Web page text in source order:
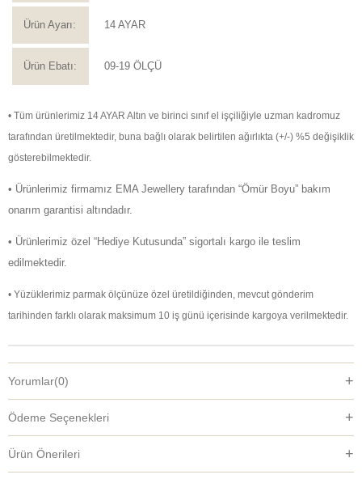
Ürün Ayarı: 14 AYAR
Ürün Ebatı: 09-19 ÖLÇÜ
• Tüm ürünlerimiz 14 AYAR Altın ve birinci sınıf el işçiliğiyle uzman kadromuz
tarafından üretilmektedir, buna bağlı olarak belirtilen ağırlıkta (+/-) %5 değişiklik
gösterebilmektedir.
• Ürünlerimiz firmamız EMA Jewellery tarafından “Ömür Boyu” bakım
onarım garantisi altındadır.
• Ürünlerimiz özel “Hediye Kutusunda” sigortalı kargo ile teslim
edilmektedir.
• Yüzüklerimiz parmak ölçünüze özel üretildiğinden, mevcut gönderim
tarihinden farklı olarak maksimum 10 iş günü içerisinde kargoya verilmektedir.
Yorumlar(0)
Ödeme Seçenekleri
Ürün Önerileri